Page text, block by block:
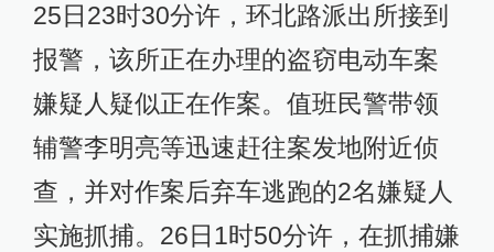
25日23时30分许，环北路派出所接到
报警，该所正在办理的盗窃电动车案
嫌疑人疑似正在作案。值班民警带领
辅警李明亮等迅速赶往案发地附近侦
查，并对作案后弃车逃跑的2名嫌疑人
实施抓捕。26日1时50分许，在抓捕嫌